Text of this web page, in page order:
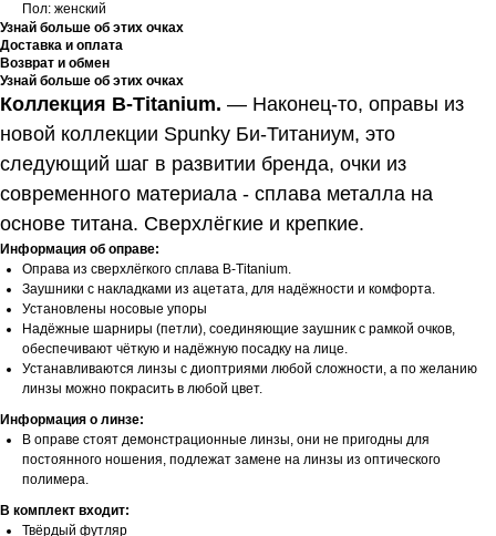
Пол: женский
Узнай больше об этих очках
Доставка и оплата
Возврат и обмен
Узнай больше об этих очках
Коллекция B-Titanium. — Наконец-то, оправы из
новой коллекции Spunky Би-Титаниум, это
следующий шаг в развитии бренда, очки из
современного материала - сплава металла на
основе титана. Сверхлёгкие и крепкие.
Информация об оправе:
Оправа из сверхлёгкого сплава B-Titanium.
Заушники с накладками из ацетата, для надёжности и комфорта.
Установлены носовые упоры
Надёжные шарниры (петли), соединяющие заушник с рамкой очков,
обеспечивают чёткую и надёжную посадку на лице.
Устанавливаются линзы с диоптриями любой сложности, а по желанию
линзы можно покрасить в любой цвет.
Информация о линзе:
В оправе стоят демонстрационные линзы, они не пригодны для
постоянного ношения, подлежат замене на линзы из оптического
полимера.
В комплект входит:
Твёрдый футляр